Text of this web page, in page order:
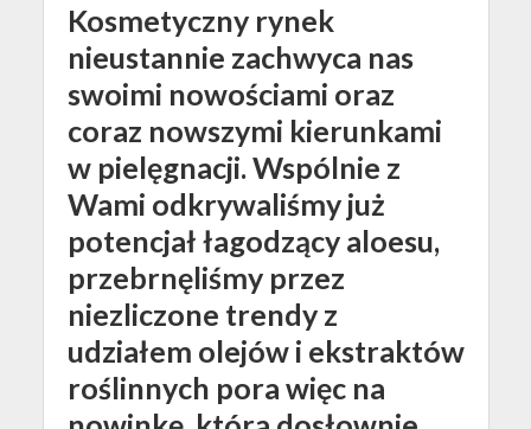
Kosmetyczny rynek
nieustannie zachwyca nas
swoimi nowościami oraz
coraz nowszymi kierunkami
w pielęgnacji. Wspólnie z
Wami odkrywaliśmy już
potencjał łagodzący aloesu,
przebrnęliśmy przez
niezliczone trendy z
udziałem olejów i ekstraktów
roślinnych pora więc na